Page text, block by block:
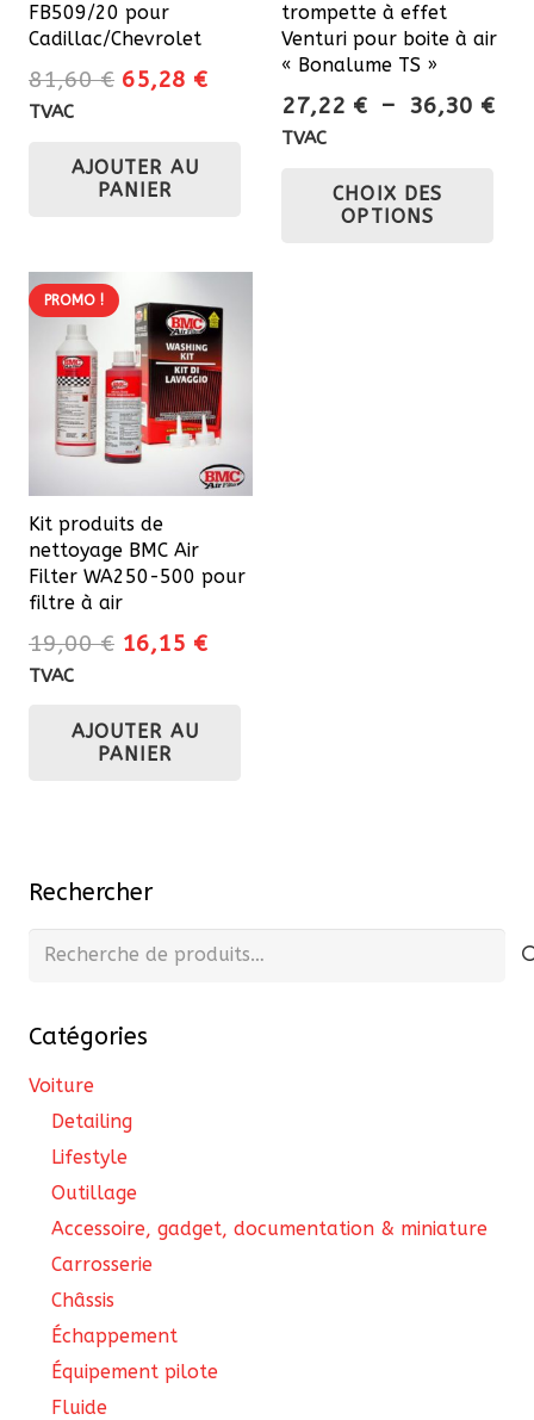
FB509/20 pour
Cadillac/Chevrolet
81,60€ Le
était :
81,60 €.
65,28 €Le
TVAC
AJOUTER AU
PANIER
trompette à effet
Venturi pour boite à air
« Bonalume TS »
27,22 € – 36,30 €
TVAC
CHOIX DES
OPTIONS
PROMO !
Kit produits de
nettoyage BMC Air
Filter WA250-500 pour
filtre à air
19,00€ Le
était :
19,00 €.
16,15 €Le
TVAC
AJOUTER AU
PANIER
Rechercher
Recherche
Catégories
Voiture
Detailing
Lifestyle
Outillage
Accessoire, gadget, documentation & miniature
Carrosserie
Châssis
Échappement
Équipement pilote
Fluide